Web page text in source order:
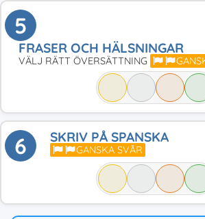
5
FRASER OCH HÄLSNINGAR
VÄLJ RÄTT ÖVERSÄTTNING
6 SKRIV PÅ SPANSKA
GANSKA SVÅR